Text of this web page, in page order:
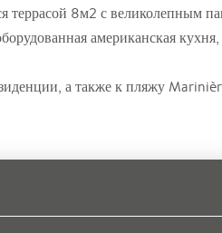
террасой 8м2 с великолепным
американская
а также к пляжу